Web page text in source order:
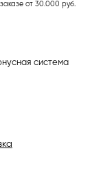
от 30.000 руб.
система